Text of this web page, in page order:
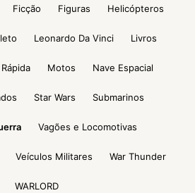
Ficção Figuras Helicópteros
Leonardo Da Vinci Livros
Motos Nave Espacial
Star Wars Submarinos
Vagões e Locomotivas
Veículos Militares War Thunder
WARLORD